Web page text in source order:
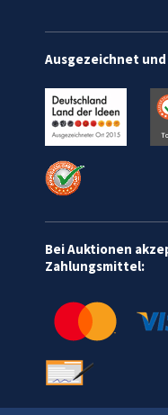
Ausgezeichnet
Bei Auktionen
Zahlungsmittel: